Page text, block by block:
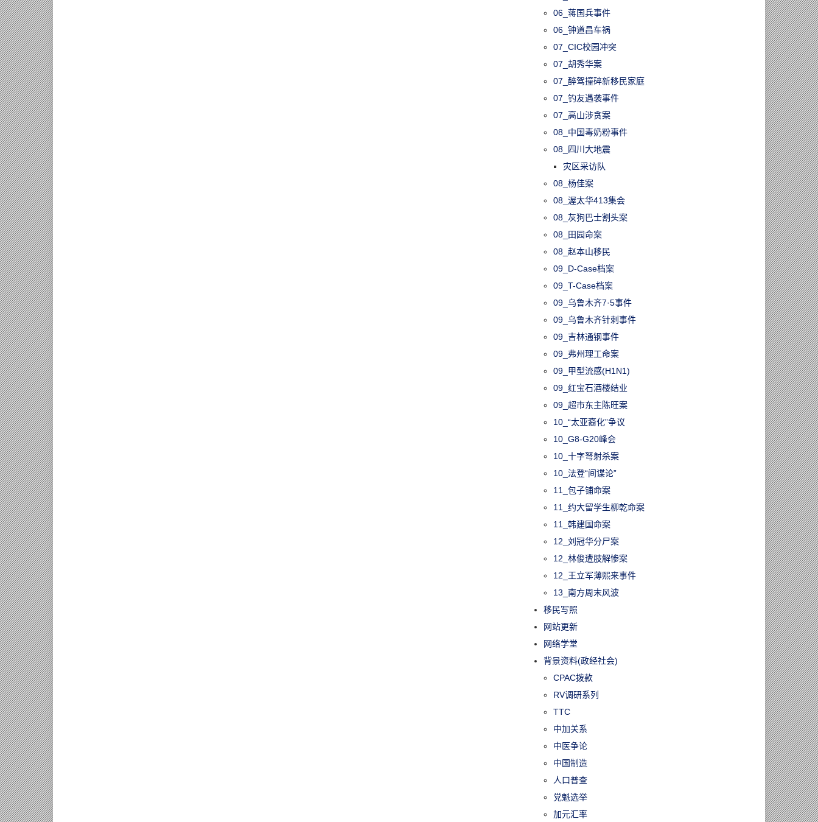
06_蒋国兵事件
06_钟道昌车祸
07_CIC校园冲突
07_胡秀华案
07_醉驾撞碎新移民家庭
07_钓友遇袭事件
07_高山涉贪案
08_中国毒奶粉事件
08_四川大地震
灾区采访队
08_杨佳案
08_渥太华413集会
08_灰狗巴士割头案
08_田园命案
08_赵本山移民
09_D-Case档案
09_T-Case档案
09_乌鲁木齐7·5事件
09_乌鲁木齐针刺事件
09_吉林通钢事件
09_弗州理工命案
09_甲型流感(H1N1)
09_红宝石酒楼结业
09_超市东主陈旺案
10_“太亚裔化”争议
10_G8-G20峰会
10_十字弩射杀案
10_法登“间谍论”
11_包子铺命案
11_约大留学生柳乾命案
11_韩建国命案
12_刘冠华分尸案
12_林俊遭肢解惨案
12_王立军薄熙来事件
13_南方周末风波
移民写照
网站更新
网络学堂
背景资料(政经社会)
CPAC拨款
RV调研系列
TTC
中加关系
中医争论
中国制造
人口普查
党魁选举
加元汇率